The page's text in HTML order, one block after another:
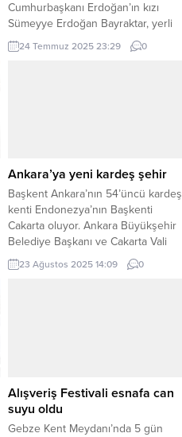
Cumhurbaşkanı Erdoğan’ın kızı
Sümeyye Erdoğan Bayraktar, yerli
sosyal medya platformu Next
Sosyal’e katıldığını duyurdu.
(İGFA) – Cumhurbaşkanı Sümeyye
Erdoğan Bayraktar, Türkiye’nin yerli
sosyal medya...
24 Temmuz 2025 23:29 0
Ankara’ya yeni kardeş şehir
Başkent Ankara’nın 54’üncü kardeş
kenti Endonezya’nın Başkenti
Cakarta oluyor. Ankara Büyükşehir
Belediye Başkanı ve Cakarta Vali
Yardımcısı Rano Karno arasında
dostluk ve iş birliği anlaşması için
Mansur...
23 Ağustos 2025 14:09 0
Alışveriş Festivali esnafa can
suyu oldu
Gebze Kent Meydanı’nda 5 gün